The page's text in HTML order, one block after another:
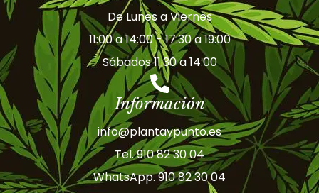
De Lunes a Viernes
11:00 a 14:00 - 17:30 a 19:00
Sábados 11:30 a 14:00
Información
info@plantaypunto.es
Tel. 910 82 30 04
WhatsApp. 910 82 30 04